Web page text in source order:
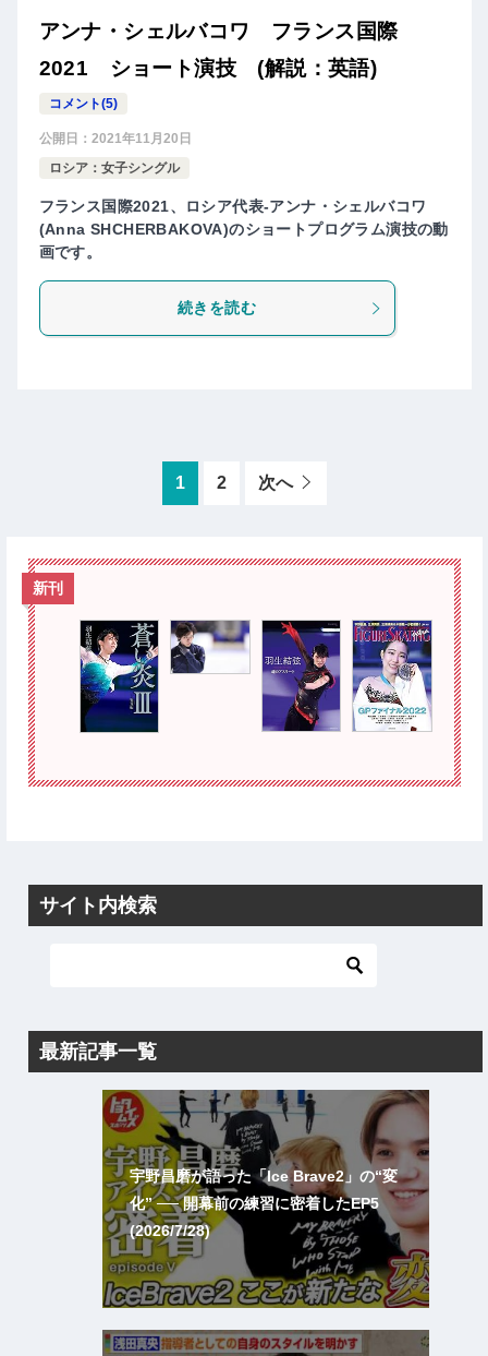
アンナ・シェルバコワ フランス国際
2021 ショート演技 (解説：英語)
コメント(5)
公開日： 2021年11月20日
ロシア：女子シングル
フランス国際2021、ロシア代表-アンナ・シェルバコワ
(Anna SHCHERBAKOVA)のショートプログラム演技の動
画です。
続きを読む
1 2 次へ
新刊
サイト内検索
最新記事一覧
宇野昌磨が語った「Ice Brave2」の“変
化” ── 開幕前の練習に密着したEP5
(2026/7/28)